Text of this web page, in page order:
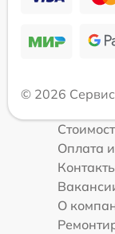
© 2026
Оплата
О